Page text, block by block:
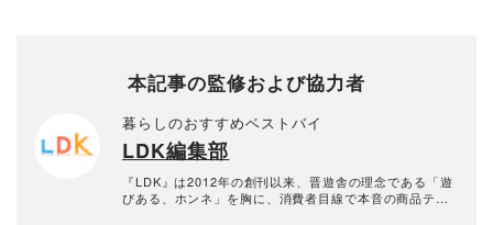
本記事の監修および協力者
暮らしのおすすめベストバイ
LDK編集部
『LDK』は2012年の創刊以来、晋遊舎の理念である「遊
びある、ホンネ」を胸に、消費者目線で本音の商品テス